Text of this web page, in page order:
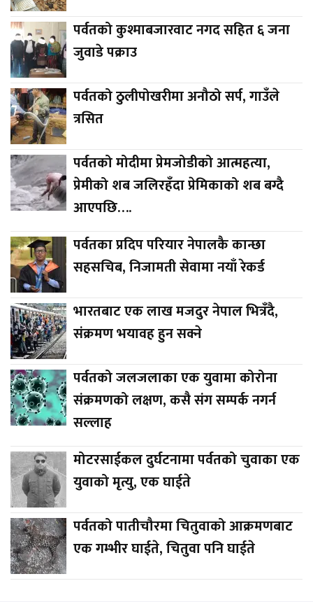
पर्वतको कुश्माबजारवाट नगद सहित ६ जना
जुवाडे पक्राउ
पर्वतको ठुलीपोखरीमा अनौठो सर्प, गाउँले
त्रसित
पर्वतको मोदीमा प्रेमजोडीको आत्महत्या,
प्रेमीको शब जलिरहँदा प्रेमिकाको शब बग्दै
आएपछि….
पर्वतका प्रदिप परियार नेपालकै कान्छा
सहसचिब, निजामती सेवामा नयाँ रेकर्ड
भारतबाट एक लाख मजदुर नेपाल भित्रँदै,
संक्रमण भयावह हुन सक्ने
पर्वतको जलजलाका एक युवामा कोरोना
संक्रमणको लक्षण, कसै संग सम्पर्क नगर्न
सल्लाह
मोटरसाईकल दुर्घटनामा पर्वतको चुवाका एक
युवाको मृत्यु, एक घाईते
पर्वतको पातीचौरमा चितुवाको आक्रमणबाट
एक गम्भीर घाईते, चितुवा पनि घाईते